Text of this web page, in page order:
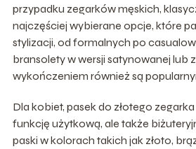
przypadku zegarków męskich,
najczęściej wybierane opcje, które
stylizacji, od formalnych po
bransolety w wersji satynowanej lub
wykończeniem również są
Dla kobiet, pasek do złotego zegarka
funkcję użytkową, ale także
paski w kolorach takich jak złoto,